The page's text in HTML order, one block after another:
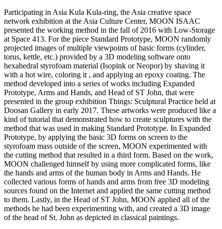
Participating in Asia Kula Kula-ring, the Asia creative space
network exhibition at the Asia Culture Center, MOON ISAAC
presented the working method in the fall of 2016 with Low-Storage
at Space 413. For the piece Standard Prototype, MOON randomly
projected images of multiple viewpoints of basic forms (cylinder,
torus, kettle, etc.) provided by a 3D modeling software onto
hexahedral styrofoam material (Isopink or Neopor) by shaving it
with a hot wire, coloring it , and applying an epoxy coating. The
method developed into a series of works including Expanded
Prototype, Arms and Hands, and Head of ST John, that were
presented in the group exhibition Things: Sculptural Practice held at
Doosan Gallery in early 2017. These artworks were produced like a
kind of tutorial that demonstrated how to create sculptures with the
method that was used in making Standard Prototype. In Expanded
Prototype, by applying the basic 3D forms on screen to the
styrofoam mass outside of the screen, MOON experimented with
the cutting method that resulted in a third form. Based on the work,
MOON challenged himself by using more complicated forms, like
the hands and arms of the human body in Arms and Hands. He
collected various forms of hands and arms from free 3D modeling
sources found on the Internet and applied the same cutting method
to them. Lastly, in the Head of ST John, MOON applied all of the
methods he had been experimenting with, and created a 3D image
of the head of St. John as depicted in classical paintings.